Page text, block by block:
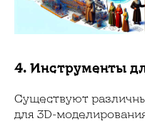
4. Инструменты
Существуют
для 3D-